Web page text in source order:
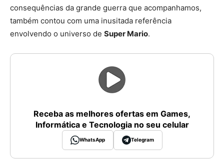
consequências da grande guerra que acompanhamos,
também contou com uma inusitada referência
envolvendo o universo de Super Mario.
Receba as melhores ofertas em Games,
Informática e Tecnologia no seu celular
WhatsApp Telegram